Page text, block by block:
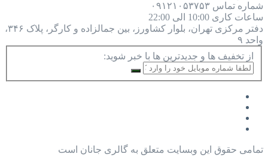
شماره تماس ۰۹۱۲۱۰۵۳۷۵۳
ساعات کاری 10:00 الی 22:00
دفتر مرکزی
تهران، بلوار کشاورز، بین جمالزاده و کارگر، پلاک ۳۴۶،
واحد ۹
از تخفیف ها و جدیدترین ها با خبر شوید:
تمامی حقوق این وبسایت متعلق به گالری جانان است